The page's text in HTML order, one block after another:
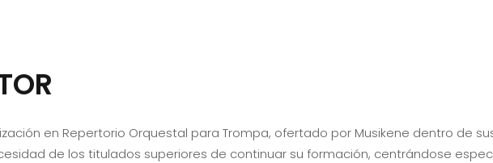
en Repertorio Orquestal para Trompa, ofertado por Musikene dentro de
de los titulados superiores de continuar su formación, centrándose